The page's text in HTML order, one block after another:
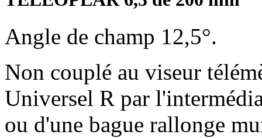
Angle de champ 12,5°.
Non couplé au viseur
Universel R par
ou d'une bague rallonge